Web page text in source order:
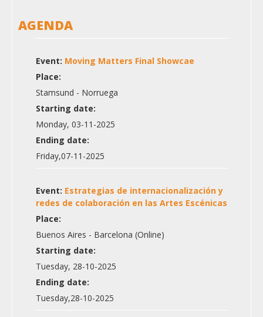
AGENDA
Event: Moving Matters Final Showcae
Place:
Stamsund - Norruega
Starting date:
Monday, 03-11-2025
Ending date:
Friday,07-11-2025
Event: Estrategias de internacionalización y
redes de colaboración en las Artes Escénicas
Place:
Buenos Aires - Barcelona (Online)
Starting date:
Tuesday, 28-10-2025
Ending date:
Tuesday,28-10-2025